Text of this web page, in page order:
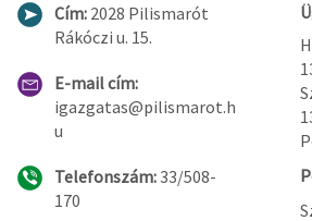
Cím: 2028 Pilismarót
Rákóczi u. 15.
E-mail cím:
igazgatas@pilismarot.h
u
Telefonszám:33/508-
170